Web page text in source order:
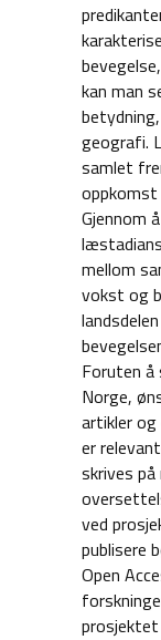
kan man
geografi.
samlet
Gjennom
mellom
vokst og
Foruten å
Norge,
artikler
er
skrives
ved
publisere
Open
prosjektet